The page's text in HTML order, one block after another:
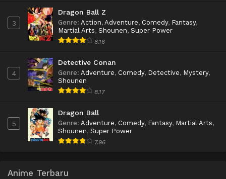
3
Dragon Ball Z
Genre: Action, Adventure, Comedy, Fantasy,
Martial Arts, Shounen, Super Power
8.16
4
Detective Conan
Genre: Adventure, Comedy, Detective, Mystery,
Shounen
8.17
5
Dragon Ball
Genre: Adventure, Comedy, Fantasy, Martial Arts,
Shounen, Super Power
7.96
Anime Terbaru